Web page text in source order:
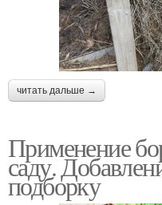
читать дальше →
Применение
саду.
подборку